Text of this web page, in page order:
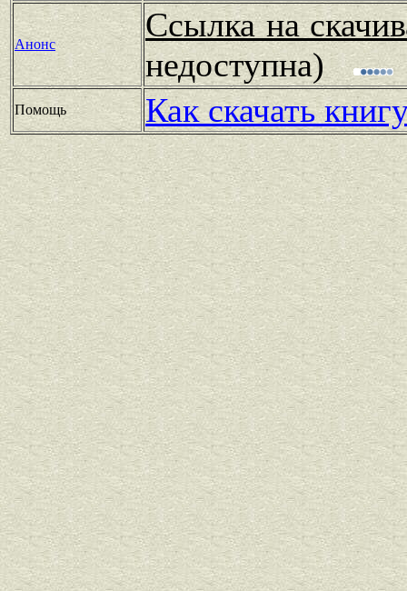
Анонс
Ссылка на
недоступна)
Помощь Как скачать